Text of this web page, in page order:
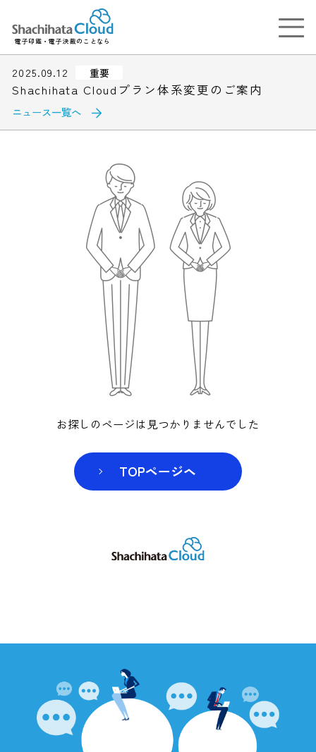
電子印鑑・電子決裁のことなら
2025.09.12 重要
Shachihata Cloudプラン体系変更のご案内
ニュース一覧へ
お探しのページは見つかりませんでした
TOPページヘ